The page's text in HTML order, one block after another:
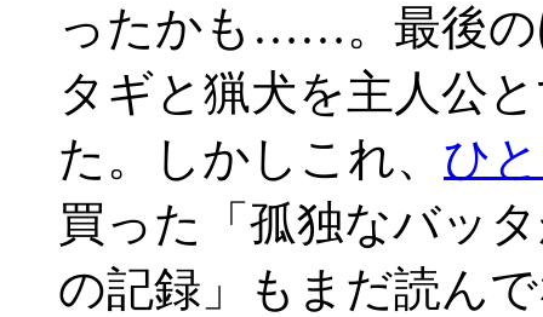
ったかも……。最後の
タギと猟犬を主人公
た。しかしこれ、 ひ
買った「孤独なバッ
の記録」もまだ読ん